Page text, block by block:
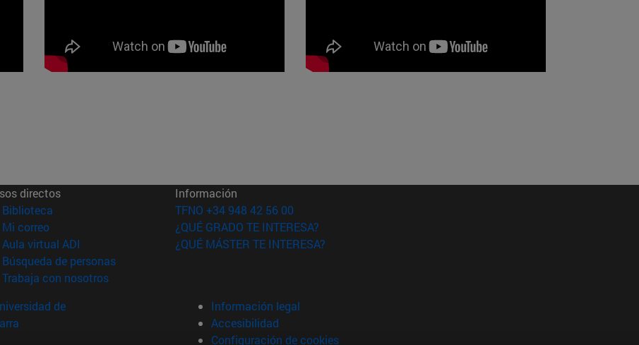
directos
Biblioteca (abre en nueva ventana)
Mi correo(abre en nueva ventana)
Aula virtual ADI (abre en nueva ventana)
Búsqueda de personas(abre en nueva ventana)
Trabaja con nosotros(abre en nueva ventana)
Información
TFNO +34 948 42 56 00
¿QUÉ GRADO TE INTERESA?
¿QUÉ MÁSTER TE INTERESA?
de
Información legal
Accesibilidad
Configuración de cookies